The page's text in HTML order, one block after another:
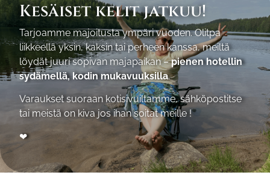
Kesäiset kelit jatkuu!
Tarjoamme majoitusta ympäri vuoden. Olitpa
liikkeellä yksin, kaksin tai perheen kanssa, meiltä
löydät juuri sopivan majapaikan –pienen hotellin
sydämellä, kodin mukavuuksilla.
Varaukset suoraan kotisivuiltamme, sähköpostitse
tai meistä on kiva jos ihan soitat meille !
❤